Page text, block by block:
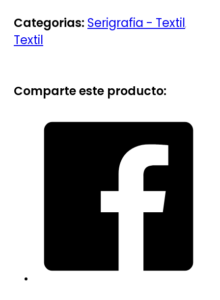
Categorias: Serigrafia - Textil,
Textil
Comparte este producto: